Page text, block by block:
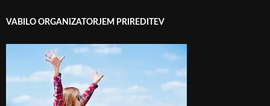
VABILO ORGANIZATORJEM PRIREDITEV